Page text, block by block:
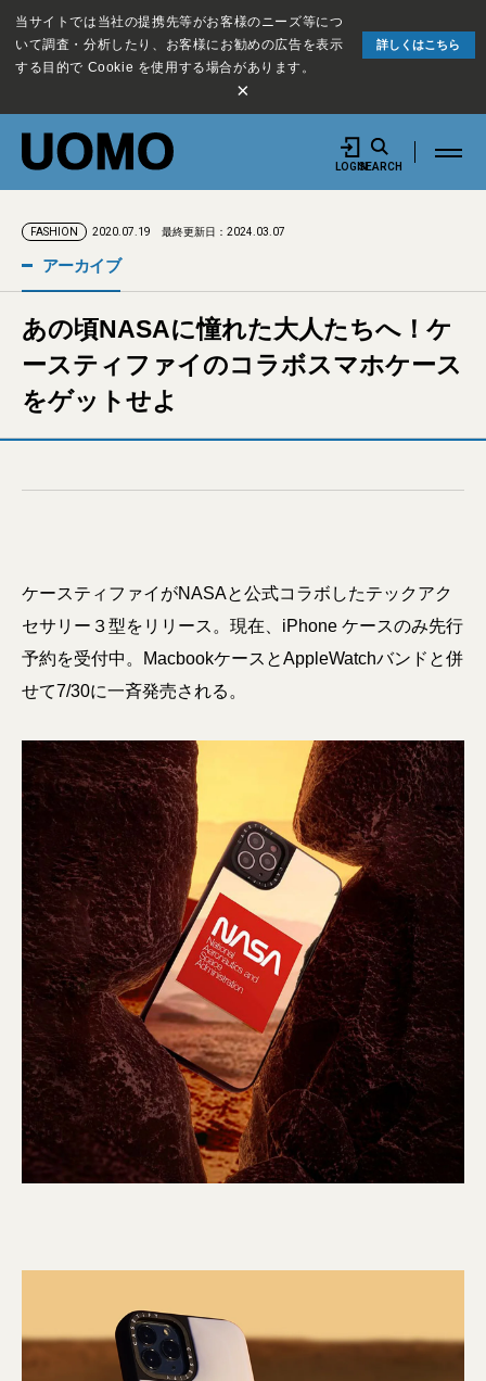
当サイトでは当社の提携先等がお客様のニーズ等につ
いて調査・分析したり、お客様にお勧めの広告を表示
する目的で Cookie を使用する場合があります。
詳しくはこちら
×
LOGINSEARCH
FASHION 2020.07.19 最終更新日：2024.03.07
アーカイブ
あの頃NASAに憧れた大人たちへ！ケ
ースティファイのコラボスマホケース
をゲットせよ
ケースティファイがNASAと公式コラボしたテックアク
セサリー３型をリリース。現在、iPhone ケースのみ先行
予約を受付中。MacbookケースとAppleWatchバンドと併
せて7/30に一斉発売される。